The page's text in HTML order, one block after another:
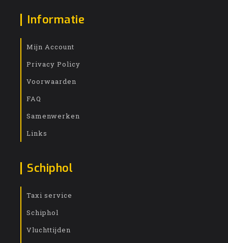
Informatie
Mijn Account
Privacy Policy
Voorwaarden
FAQ
Samenwerken
Links
Schiphol
Taxi service
Schiphol
Vluchttijden